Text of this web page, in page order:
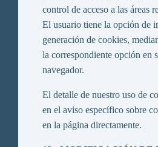
control de acceso a las áreas
El usuario tiene la opción de
generación de cookies,
la correspondiente opción en
navegador.
El detalle de nuestro uso de
en el aviso específico sobre
en la página directamente.